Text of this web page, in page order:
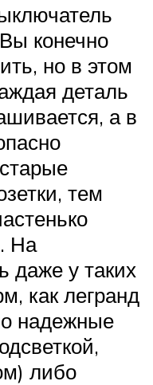
конечно
но в этом
деталь
а в
тем
На
даже у таких
как легранд
надежные
либо